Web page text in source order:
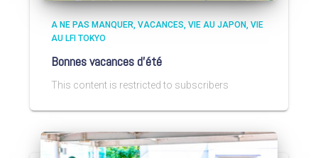
A NE PAS MANQUER VACANCES VIE AU JAPON VIE
AU LFI TOKYO
Bonnes vacances d’été
This content is restricted to subscribers